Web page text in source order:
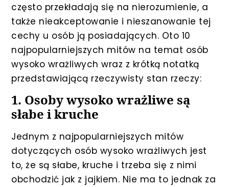
często przekładają się na nierozumienie, a
także nieakceptowanie i nieszanowanie tej
cechy u osób ją posiadających. Oto 10
najpopularniejszych mitów na temat osób
wysoko wrażliwych wraz z krótką notatką
przedstawiającą rzeczywisty stan rzeczy:
1. Osoby wysoko wrażliwe są
słabe i kruche
Jednym z najpopularniejszych mitów
dotyczących osób wysoko wrażliwych jest
to, że są słabe, kruche i trzeba się z nimi
obchodzić jak z jajkiem. Nie ma to jednak za